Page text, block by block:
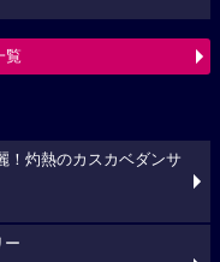
覧
！灼熱のカスカベダンサ
ー